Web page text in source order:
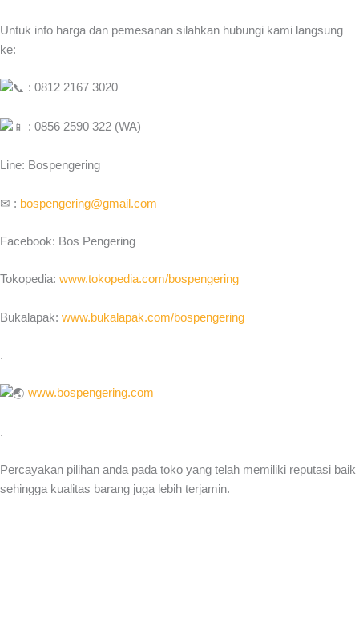
Untuk info harga dan pemesanan silahkan hubungi kami langsung
ke:
: 0812 2167 3020
: 0856 2590 322 (WA)
Line: Bospengering
✉ : bospengering@gmail.com
Facebook: Bos Pengering
Tokopedia: www.tokopedia.com/bospengering
Bukalapak: www.bukalapak.com/bospengering
.
www.bospengering.com
.
Percayakan pilihan anda pada toko yang telah memiliki reputasi baik
sehingga kualitas barang juga lebih terjamin.